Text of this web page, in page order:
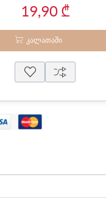
19,90 ₾
ᲙᲐᲚᲐᲗᲐᲨᲘ